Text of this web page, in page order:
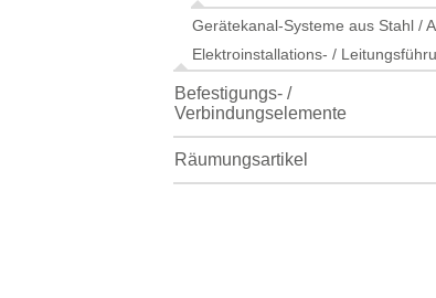
Gerätekanal-Systeme aus Stahl /
Elektroinstallations- /
Befestigungs- /
Verbindungselemente
Räumungsartikel